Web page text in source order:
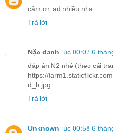
cảm ơn ad nhiều nha
Trả lời
Nặc danh lúc 00:07 6
đáp án N2 nhé (theo cái
https://
d_b.jpg
Trả lời
Unknown lúc 00:58 6